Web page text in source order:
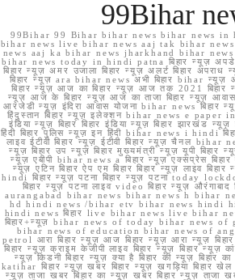
99Bihar
99Bihar 99 Bihar bihar news bihar news in
bihar news live bihar news aaj tak bihar
news aaj ka bihar news jharkhand bihar news
bihar news today in hindi patna बिहार न्यूज़ अपडेट
बिहार न्यूज़ अमर उजाला बिहार न्यूज़ अलर्ट बिहार
बिहार न्यूज़ ara bihar news अभी बिहार bihar
बिहार न्यूज़ आज का बिहार न्यूज़ आज तक 2021 बिहार
न्यूज़ आज के बिहार न्यूज़ आज का ताजा बिहार न्यूज़ आवास
आरजेडी न्यूज़ इंदिरा आवास योजना bihar news बिहार
हिंदुस्तान बिहार न्यूज़ इलेक्शन bihar news e
इंडिया न्यूज़ बिहार बिहार इंडिया न्यूज़ बिहार झारखंड
हिंदी बिहार पुलिस न्यूज़ इन हिंदी bihar news i hindi
लाइव ईटीवी बिहार न्यूज़ ईटीवी बिहार न्यूज़ चैनल bihar
न्यूज़ बिहार उप न्यूज़ बिहार मुख्यमंत्री न्यूज़ यूपी बिहार न्यूज़
न्यूज़ एबीपी bihar news a बिहार न्यूज़ एक्सप्रेस
न्यूज़ एटिन बिहार ऐप एम बिहार बिहार न्यूज़ लाइव
hindi बिहार न्यूज़ पटना बिहार न्यूज़ पटना today
बिहार न्यूज़ पटना लाइव video बिहार न्यूज़ औरंगाबाद
aurangabad bihar news bihar news h bihar
hd hindi news /bihar etv bihar news hindi
hindi news बिहार live bihar news live bihar
बिहार+न्यूज़ bihar news of today bihar news
bihar news of education bihar news of
petrol आरा बिहार न्यूज़ आज बिहार न्यूज़ आरा न्यूज़
बिहार न्यूज़ क्राइम केजीपी लाइव बिहार न्यूज़ बिहार न्यूज़
न्यूज़ किडनी बिहार न्यूज़ क्या है बिहार की न्यूज़
katihar बिहार न्यूज़ खबर बिहार न्यूज़ खगड़िया बिहार खेल
न्यूज़ ताजा खबर बिहार का न्यूज़ खबर बिहार न्यूज़ ताजा